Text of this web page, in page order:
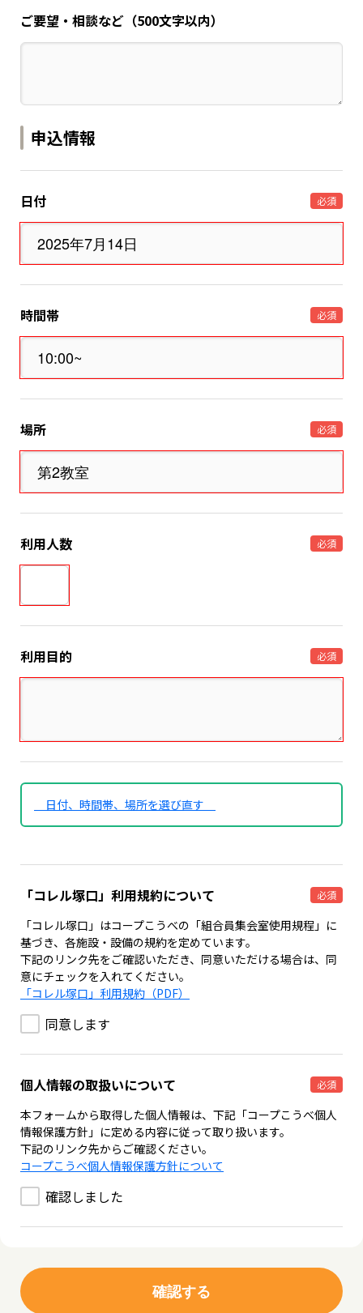
ご要望・相談など（500文字以内）
申込情報
日付 必須
時間帯 必須
場所 必須
利用人数 必須
利用目的 必須
日付、時間帯、場所を選び直す
「コレル塚口」利用規約について 必須
「コレル塚口」はコープこうべの「組合員集会室使用規程」に
基づき、各施設・設備の規約を定めています。
下記のリンク先をご確認いただき、同意いただける場合は、同
意にチェックを入れてください。
「コレル塚口」利用規約（PDF）
同意します
個人情報の取扱いについて 必須
本フォームから取得した個人情報は、下記「コープこうべ個人
情報保護方針」に定める内容に従って取り扱います。
下記のリンク先からご確認ください。
コープこうべ個人情報保護方針について
確認しました